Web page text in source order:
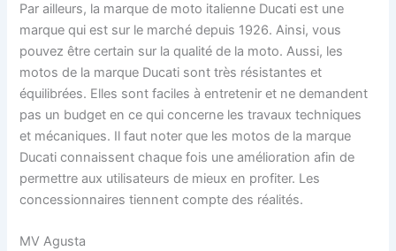
Par ailleurs, la marque de moto italienne Ducati est une
marque qui est sur le marché depuis 1926. Ainsi, vous
pouvez être certain sur la qualité de la moto. Aussi, les
motos de la marque Ducati sont très résistantes et
équilibrées. Elles sont faciles à entretenir et ne demandent
pas un budget en ce qui concerne les travaux techniques
et mécaniques. Il faut noter que les motos de la marque
Ducati connaissent chaque fois une amélioration afin de
permettre aux utilisateurs de mieux en profiter. Les
concessionnaires tiennent compte des réalités.
MV Agusta